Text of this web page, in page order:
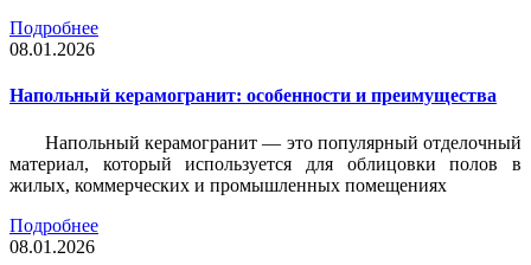
Подробнее
08.01.2026
Напольный керамогранит: особенности и преимущества
Напольный керамогранит — это популярный отделочный
материал, который используется для облицовки полов в
жилых, коммерческих и промышленных помещениях
Подробнее
08.01.2026